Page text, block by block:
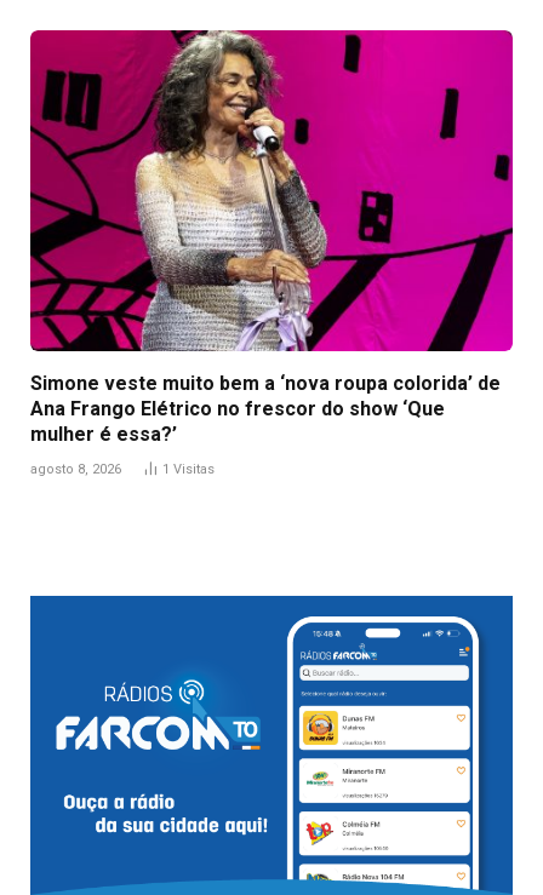
Simone veste muito bem a ‘nova roupa colorida’ de
Ana Frango Elétrico no frescor do show ‘Que
mulher é essa?’
agosto 8, 2026 1 Visitas